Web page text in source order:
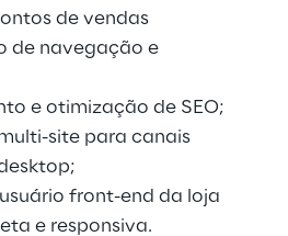
de vendas
de navegação e
e otimização de SEO;
site para canais
front-end da loja
e responsiva.